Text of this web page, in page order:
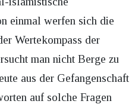
einmal werfen sich die
Wertekompass der
man nicht Berge zu
aus der Gefangenschaft
auf solche Fragen